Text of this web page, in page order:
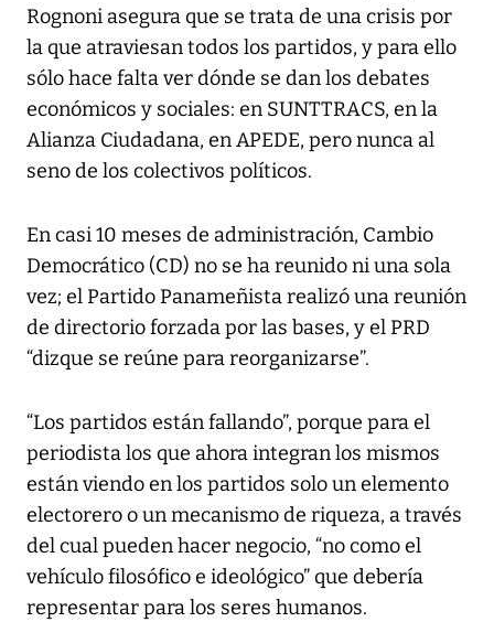
Rognoni asegura que se trata de una crisis por
la que atraviesan todos los partidos, y para ello
sólo hace falta ver dónde se dan los debates
económicos y sociales: en SUNTTRACS, en la
Alianza Ciudadana, en APEDE, pero nunca al
seno de los colectivos políticos.
En casi 10 meses de administración, Cambio
Democrático (CD) no se ha reunido ni una sola
vez; el Partido Panameñista realizó una reunión
de directorio forzada por las bases, y el PRD
“dizque se reúne para reorganizarse”.
“Los partidos están fallando”, porque para el
periodista los que ahora integran los mismos
están viendo en los partidos solo un elemento
electorero o un mecanismo de riqueza, a través
del cual pueden hacer negocio, “no como el
vehículo filosófico e ideológico” que debería
representar para los seres humanos.